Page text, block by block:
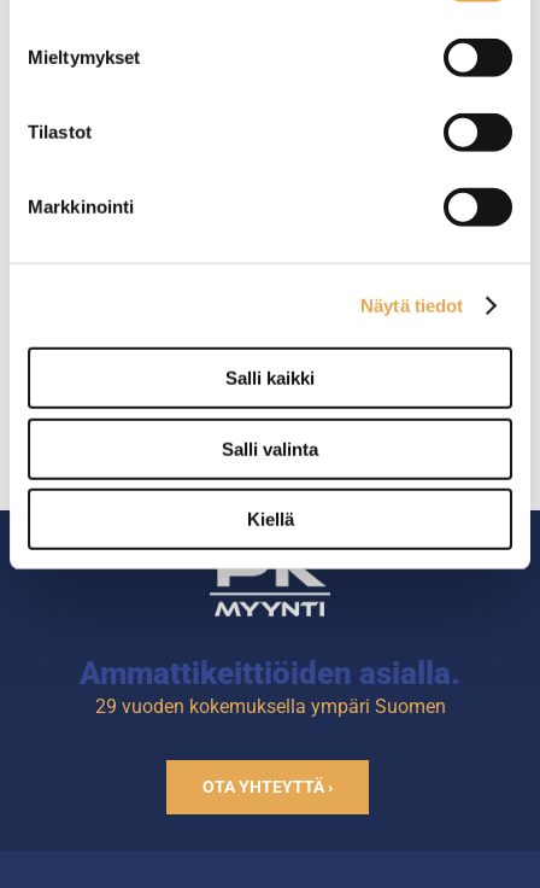
Mieltymykset
Tilastot
Markkinointi
Näytä tiedot
Salli kaikki
Salli valinta
Kiellä
erikseen niitä varten
Teräosan pituus 300 mm.
keraaminen
Pituus 18 cm.
Paino 230 grammaa.
Ammattikeittiöiden asialla.
29 vuoden kokemuksella ympäri Suomen
OTA YHTEYTTÄ ›